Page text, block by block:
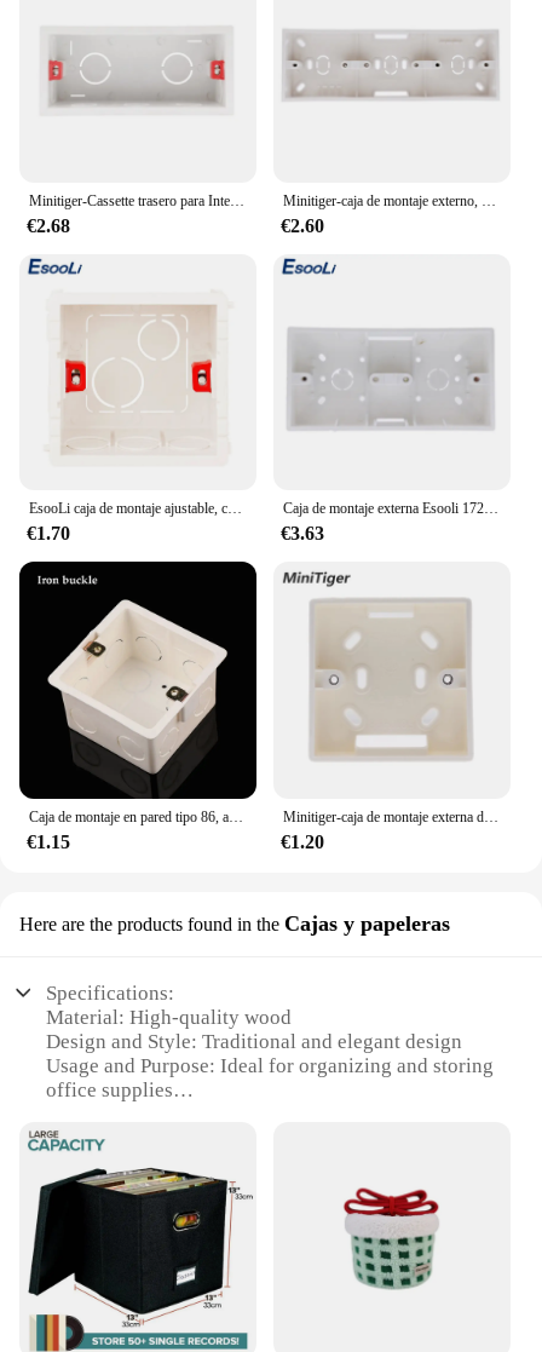
€2.68 €2.60
EsooLi caja de montaje ajustable, casete interno de 3 colores, 86mm x 83mm x 50mm para Interruptor táctil tipo 86 y caja trasera de cableado de enchufe
€1.70
Caja de montaje externa Esooli 172mm * 86mm * 33mm para interruptores o enchufes de doble toque tipo 86 se aplican para cualquier posición de superficie de pared
€3.63
Caja de montaje en pared tipo 86, accesorios para interruptores táctiles de luz
€1.15
Minitiger-caja de montaje externa de 86mm x 86mm x 34mm para interruptor táctil estándar de 86mm y enchufe para cualquier posición de superficie de pared
€1.20
Here are the products found in the Cajas y papeleras
Specifications:
Material: High-quality wood
Design and Style: Traditional and elegant design
Usage and Purpose: Ideal for organizing and storing
office supplies
dimensions
Performance and Property: Durable construction
with smooth finish
Parts and Accessories: Includes multiple
compartments for efficient organization
Features:
|Wholesale|Vendors|